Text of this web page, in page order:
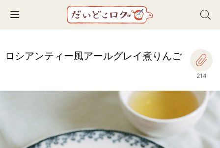
Toggle navigation
ロシアンティー風アールグレイ煮りんご
214